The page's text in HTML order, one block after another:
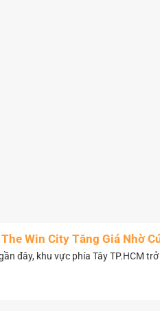
Win City Tăng Giá Nhờ
đây, khu vực phía Tây TP.HCM